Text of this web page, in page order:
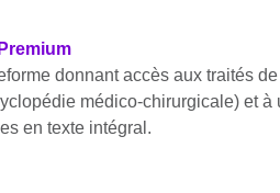
donnant accès aux traités de
médico-chirurgicale) et à
en texte intégral.